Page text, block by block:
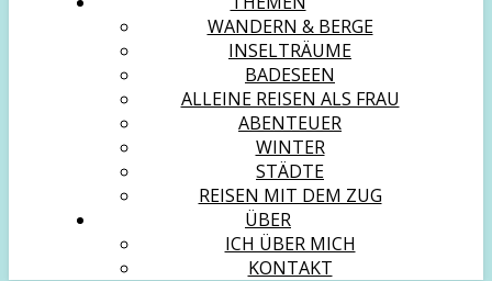
WANDERN & BERGE
INSELTRÄUME
BADESEEN
ALLEINE REISEN ALS FRAU
ABENTEUER
WINTER
STÄDTE
REISEN MIT DEM ZUG
ÜBER
ICH ÜBER MICH
KONTAKT